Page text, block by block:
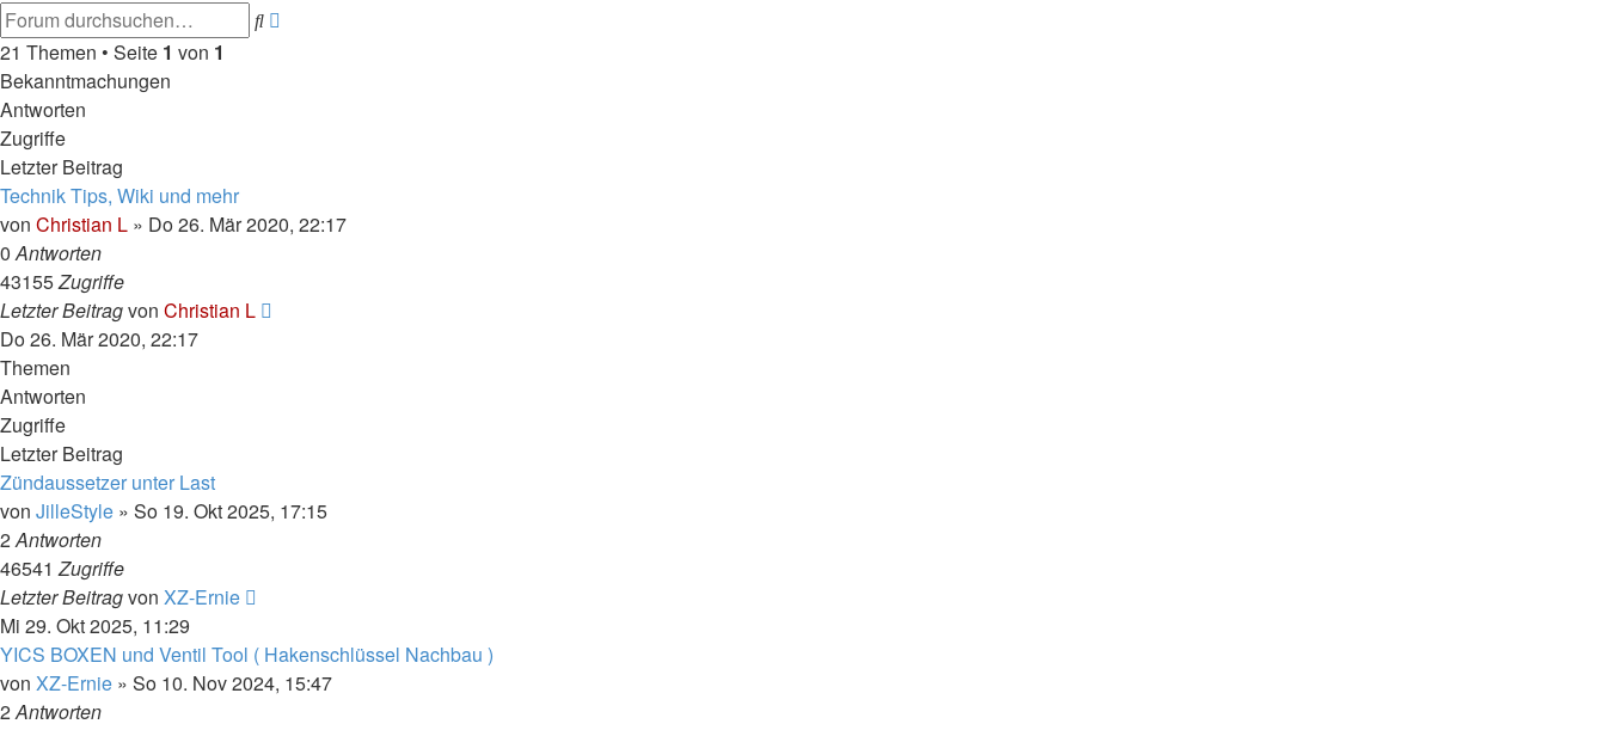
Suche
21 Themen • Seite 1 von 1
Bekanntmachungen
Antworten
Zugriffe
Letzter Beitrag
Technik Tips, Wiki und mehr
von Christian L » Do 26. Mär 2020, 22:17
0Antworten
43155Zugriffe
Letzter Beitragvon Christian L
Do 26. Mär 2020, 22:17
Themen
Antworten
Zugriffe
Letzter Beitrag
Zündaussetzer unter Last
von JilleStyle » So 19. Okt 2025, 17:15
2Antworten
46541Zugriffe
Letzter Beitragvon XZ-Ernie
Mi 29. Okt 2025, 11:29
YICS BOXEN und Ventil Tool ( Hakenschlüssel Nachbau )
von XZ-Ernie » So 10. Nov 2024, 15:47
2Antworten